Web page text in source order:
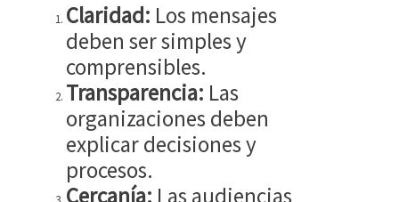
Claridad: Los mensajes
deben ser simples y
comprensibles.
Transparencia: Las
organizaciones deben
explicar decisiones y
procesos.
Cercanía: Las audiencias